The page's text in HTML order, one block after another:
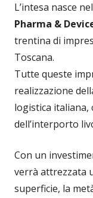
L’intesa nasce
Pharma &
trentina di
Toscana.
Tutte queste
realizzazione
logistica italiana,
dell’interporto
Con un
verrà attrezzata
superficie, la